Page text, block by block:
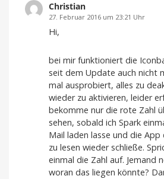
Christian
27. Februar 2016 um 23:21 Uhr
Hi,
bei mir funktioniert die
seit dem Update auch nicht
mal ausprobiert, alles zu
wieder zu aktivieren, leider
bekomme nur die rote Zahl
sehen, sobald ich Spark
Mail laden lasse und die
zu lesen wieder schließe.
einmal die Zahl auf. Jemand
woran das liegen könnte?